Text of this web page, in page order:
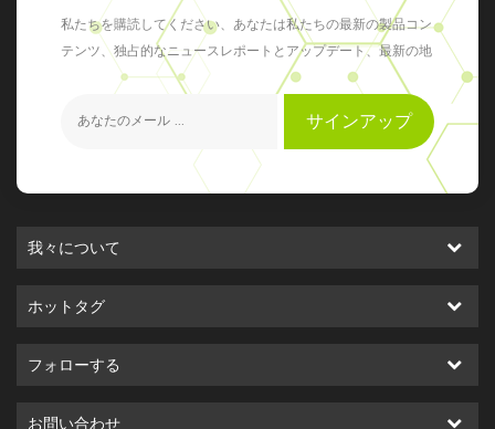
私たちを購読してください、あなたは私たちの最新の製品コン
テンツ、独占的なニュースレポートとアップデート、最新の地
元のイベントを得ることができます
サインアップ
我々について
ホットタグ
フォローする
お問い合わせ